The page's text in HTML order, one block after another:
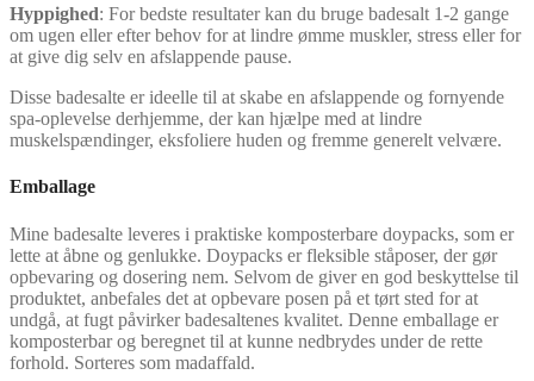
Hyppighed: For bedste resultater kan du bruge badesalt 1-2 gange
om ugen eller efter behov for at lindre ømme muskler, stress eller for
at give dig selv en afslappende pause.
Disse badesalte er ideelle til at skabe en afslappende og fornyende
spa-oplevelse derhjemme, der kan hjælpe med at lindre
muskelspændinger, eksfoliere huden og fremme generelt velvære.
Emballage
Mine badesalte leveres i praktiske komposterbare doypacks, som er
lette at åbne og genlukke. Doypacks er fleksible ståposer, der gør
opbevaring og dosering nem. Selvom de giver en god beskyttelse til
produktet, anbefales det at opbevare posen på et tørt sted for at
undgå, at fugt påvirker badesaltenes kvalitet. Denne emballage er
komposterbar og beregnet til at kunne nedbrydes under de rette
forhold. Sorteres som madaffald.